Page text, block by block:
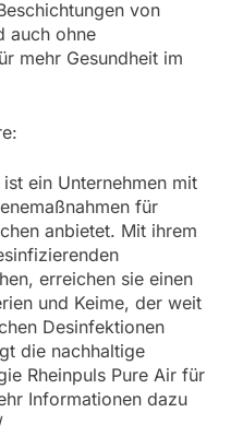
von
auch ohne
mehr Gesundheit im
ein Unternehmen mit
für
anbietet. Mit ihrem
erreichen sie einen
und Keime, der weit
Desinfektionen
die nachhaltige
Rheinpuls Pure Air für
Informationen dazu